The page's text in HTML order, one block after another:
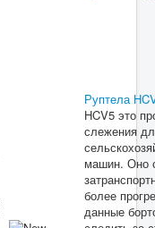
Руптела
HCV5 это
слежения
машин. Оно
более
данные